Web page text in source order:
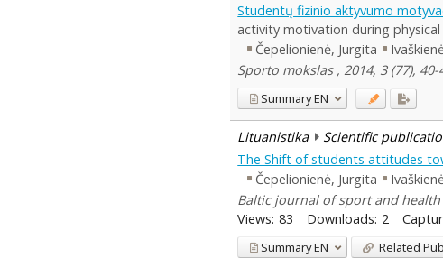
Studentų fizinio aktyvumo
activity motivation during
Čepelionienė, Jurgita
Sporto mokslas , 2014, 3 (77),
SummaryEN
Lituanistika Scientific
The Shift of students attitudes
Čepelionienė, Jurgita
Baltic journal of sport and health
Views: 83 Downloads: 2
SummaryEN Related